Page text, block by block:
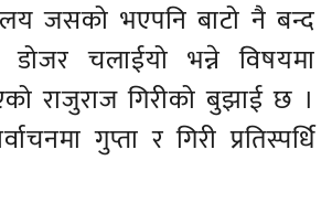
जसको भएपनि बाटो नै बन्द
चलाईयो भन्ने विषयमा
राजुराज गिरीको बुझाई छ ।
गुप्ता र गिरी प्रतिस्पर्धि